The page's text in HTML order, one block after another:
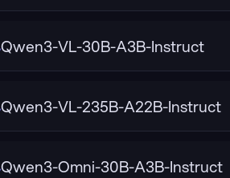
Qwen3-VL-30B-A3B-Instruct
Qwen3-VL-235B-A22B-Instruct
Qwen3-Omni-30B-A3B-Instruct